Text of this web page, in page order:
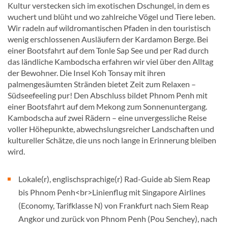
Kultur verstecken sich im exotischen Dschungel, in dem es
wuchert und blüht und wo zahlreiche Vögel und Tiere leben.
Wir radeln auf wildromantischen Pfaden in den touristisch
wenig erschlossenen Ausläufern der Kardamon Berge. Bei
einer Bootsfahrt auf dem Tonle Sap See und per Rad durch
das ländliche Kambodscha erfahren wir viel über den Alltag
der Bewohner. Die Insel Koh Tonsay mit ihren
palmengesäumten Stränden bietet Zeit zum Relaxen –
Südseefeeling pur! Den Abschluss bildet Phnom Penh mit
einer Bootsfahrt auf dem Mekong zum Sonnenuntergang.
Kambodscha auf zwei Rädern – eine unvergessliche Reise
voller Höhepunkte, abwechslungsreicher Landschaften und
kultureller Schätze, die uns noch lange in Erinnerung bleiben
wird.
Lokale(r), englischsprachige(r) Rad-Guide ab Siem Reap
bis Phnom Penh<br>Linienflug mit Singapore Airlines
(Economy, Tarifklasse N) von Frankfurt nach Siem Reap
Angkor und zurück von Phnom Penh (Pou Senchey), nach